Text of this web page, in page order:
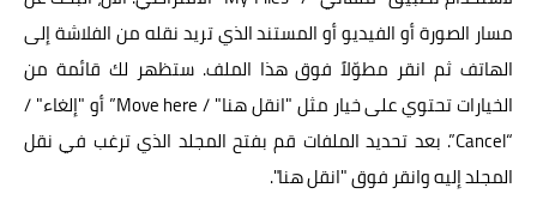
مسار الصورة أو الفيديو أو المستند الذي تريد نقله من الفلاشة إلى
الهاتف ثم انقر مطوّلاً فوق هذا الملف. ستظهر لك قائمة من
الخيارات تحتوي على خيار مثل "انقل هنا" / Move here” أو "إلغاء" /
“Cancel”. بعد تحديد الملفات قم بفتح المجلد الذي ترغب في نقل
المجلد إليه وانقر فوق "انقل هنا".